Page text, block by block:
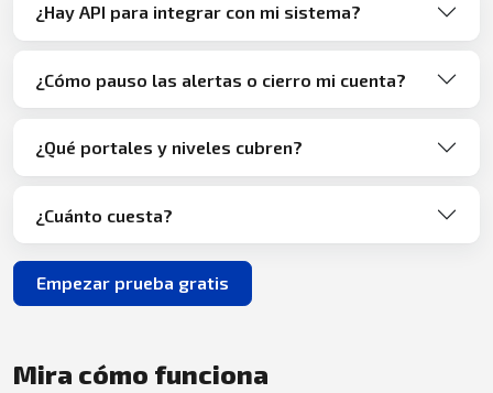
¿Hay API para integrar con mi sistema?
¿Cómo pauso las alertas o cierro mi cuenta?
¿Qué portales y niveles cubren?
¿Cuánto cuesta?
Empezar prueba gratis
Mira cómo funciona